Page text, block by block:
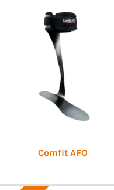
Comfit AFO